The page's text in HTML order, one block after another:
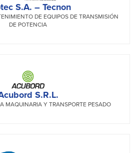
S.A. – Tecnon
DE EQUIPOS DE TRANSMISIÓN
DE POTENCIA
S.R.L.
MAQUINARIA Y TRANSPORTE PESADO